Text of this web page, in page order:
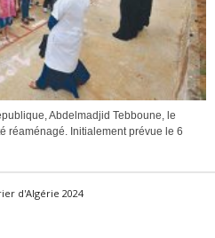
Abdelmadjid Tebboune, le
réaménagé. Initialement prévue le 6
d'Algérie 2024